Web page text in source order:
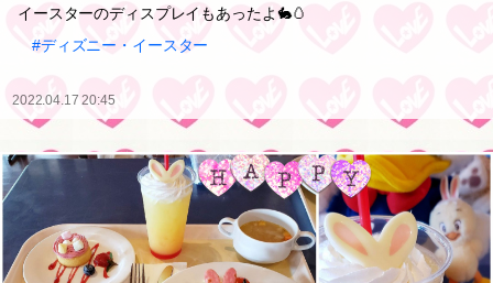
イースターのディスプレイもあったよ🐇🥚
#ディズニー・イースター
2022.04.17 20:45